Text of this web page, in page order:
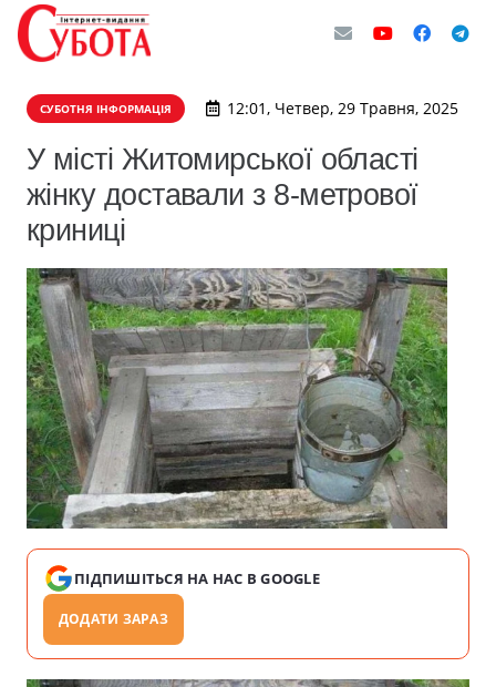
СУБОТНЯ ІНФОРМАЦІЯ 12:01, Четвер, 29 Травня, 2025
У місті Житомирської області
жінку доставали з 8-метрової
криниці
ПІДПИШІТЬСЯ НА НАС В GOOGLE
ДОДАТИ ЗАРАЗ